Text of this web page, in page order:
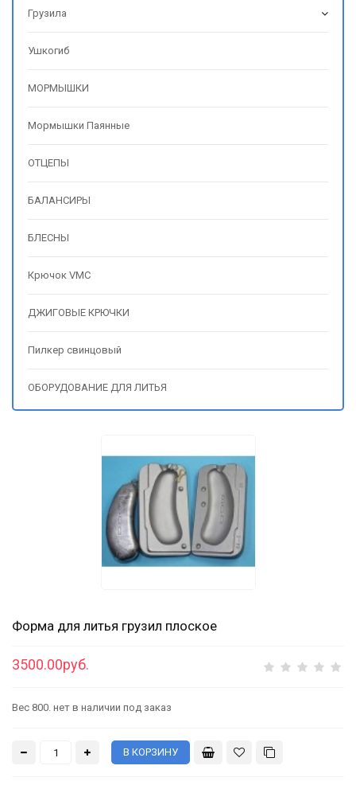
Грузила
Ушкогиб
МОРМЫШКИ
Мормышки Паянные
ОТЦЕПЫ
БАЛАНСИРЫ
БЛЕСНЫ
Крючок VMC
ДЖИГОВЫЕ КРЮЧКИ
Пилкер свинцовый
ОБОРУДОВАНИЕ ДЛЯ ЛИТЬЯ
Форма для литья грузил плоское
3500.00руб.
Вес 800. нет в наличии под заказ